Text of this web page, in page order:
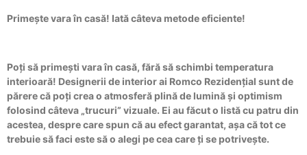
Primește vara în casă! Iată câteva metode eficiente!
Poți să primești vara în casă, fără să schimbi temperatura
interioară! Designerii de interior ai Romco Rezidențial sunt de
părere că poți crea o atmosferă plină de lumină și optimism
folosind câteva „trucuri” vizuale. Ei au făcut o listă cu patru din
acestea, despre care spun că au efect garantat, așa că tot ce
trebuie să faci este să o alegi pe cea care ți se potrivește.